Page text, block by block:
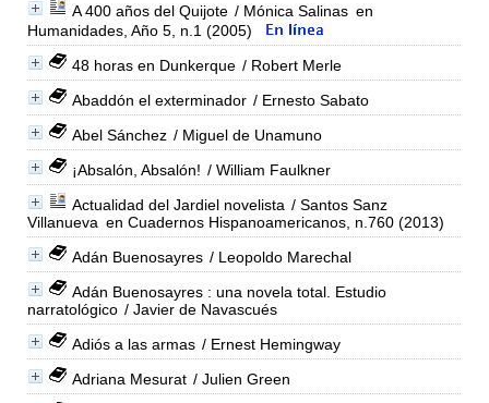
A 400 años del Quijote / Mónica Salinas en
Humanidades, Año 5, n.1 (2005)
48 horas en Dunkerque / Robert Merle
Abaddón el exterminador / Ernesto Sabato
Abel Sánchez / Miguel de Unamuno
¡Absalón, Absalón! / William Faulkner
Actualidad del Jardiel novelista / Santos Sanz
Villanueva en Cuadernos Hispanoamericanos, n.760 (2013)
Adán Buenosayres / Leopoldo Marechal
Adán Buenosayres : una novela total. Estudio
narratológico / Javier de Navascués
Adiós a las armas / Ernest Hemingway
Adriana Mesurat / Julien Green